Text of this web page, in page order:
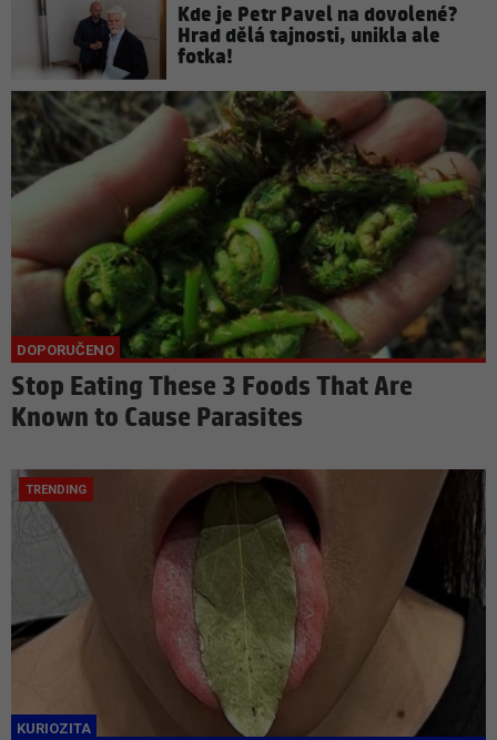
Kde je Petr Pavel na dovolené?
Hrad dělá tajnosti, unikla ale
fotka!
Stop Eating These 3 Foods That Are
Known to Cause Parasites